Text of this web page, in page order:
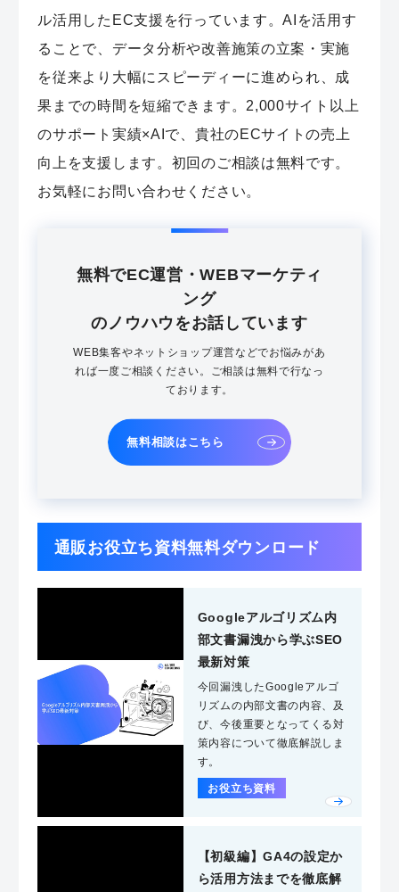
ル活用したEC支援を行っています。AIを活用す
ることで、データ分析や改善施策の立案・実施
を従来より大幅にスピーディーに進められ、成
果までの時間を短縮できます。2,000サイト以上
のサポート実績×AIで、貴社のECサイトの売上
向上を支援します。初回のご相談は無料です。
お気軽にお問い合わせください。
無料でEC運営・WEBマーケティ
ング
のノウハウをお話しています
WEB集客やネットショップ運営などでお悩みがあ
れば一度ご相談ください。ご相談は無料で行なっ
ております。
無料相談はこちら
通販お役立ち資料無料ダウンロード
Googleアルゴリズム内
部文書漏洩から学ぶSEO
最新対策
今回漏洩したGoogleアルゴ
リズムの内部文書の内容、及
び、今後重要となってくる対
策内容について徹底解説しま
す。
お役立ち資料
【初級編】GA4の設定か
ら活用方法までを徹底解